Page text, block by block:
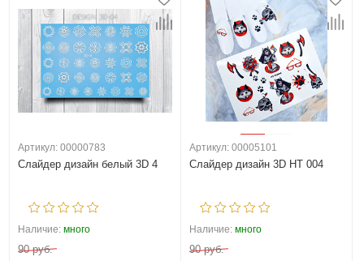
Артикул: 00000783
Слайдер дизайн белый 3D 4
Наличие: много
90 руб.
Артикул: 00005101
Слайдер дизайн 3D HT 004
Наличие: много
90 руб.